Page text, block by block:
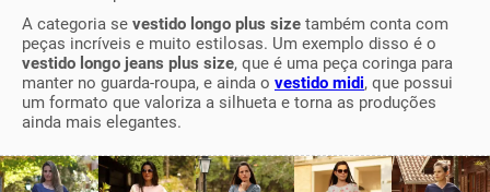
A categoria se vestido longo plus size também conta com
peças incríveis e muito estilosas. Um exemplo disso é o
vestido longo jeans plus size, que é uma peça coringa para
manter no guarda-roupa, e ainda o vestido midi, que possui
um formato que valoriza a silhueta e torna as produções
ainda mais elegantes.